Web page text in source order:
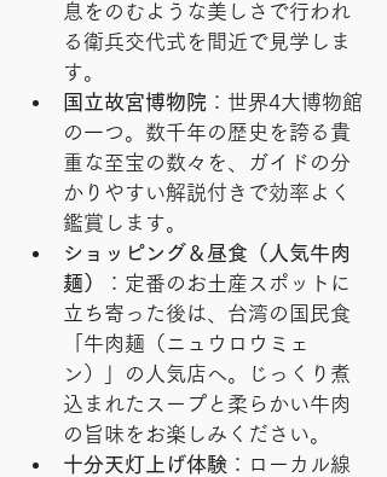
息をのむような美しさで行われ
る衛兵交代式を間近で見学しま
す。
国立故宮博物院 ：世界4大博物館
の一つ。数千年の歴史を誇る貴
重な至宝の数々を、ガイドの分
かりやすい解説付きで効率よく
鑑賞します。
ショッピング＆昼食（人気牛肉
麺）
：定番のお土産スポットに
立ち寄った後は、台湾の国民食
「牛肉麺（ニュウロウミェ
ン）」の人気店へ。じっくり煮
込まれたスープと柔らかい牛肉
の旨味をお楽しみください。
十分天灯上げ体験 ：ローカル線